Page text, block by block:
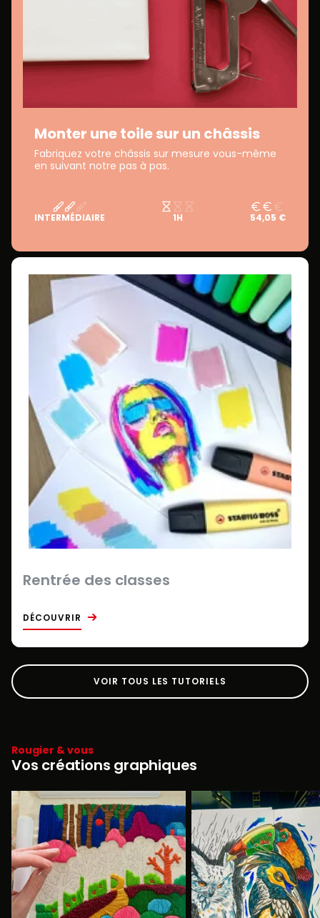
Monter une toile sur un châssis
Fabriquez votre châssis sur mesure vous-même
en suivant notre pas à pas.
INTERMÉDIAIRE 1H 54,05 €
Rentrée des classes
DÉCOUVRIR
VOIR TOUS LES TUTORIELS
Rougier & vous
Vos créations graphiques